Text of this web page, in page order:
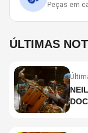
Peças em
ÚLTIMAS